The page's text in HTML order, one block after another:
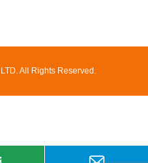
All Rights Reserved.